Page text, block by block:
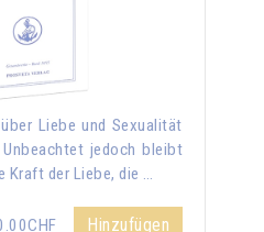
Liebe und Sexualität
jedoch bleibt
der Liebe, die …
Hinzufügen